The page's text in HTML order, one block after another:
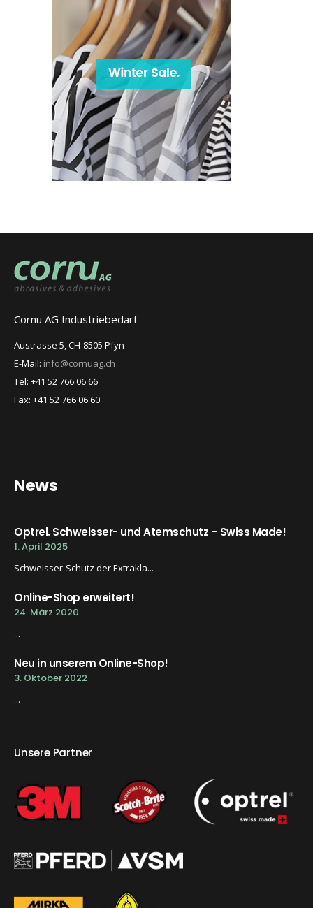
Cornu AG Industriebedarf
Austrasse 5, CH-8505 Pfyn
E-Mail: info@cornuag.ch
Tel: +41 52 766 06 66
Fax: +41 52 766 06 60
News
Optrel. Schweisser- und Atemschutz – Swiss Made!
1. April 2025
Schweisser-Schutz der Extrakla...
Online-Shop erweitert!
24. März 2020
...
Neu in unserem Online-Shop!
3. Oktober 2022
...
Unsere Partner